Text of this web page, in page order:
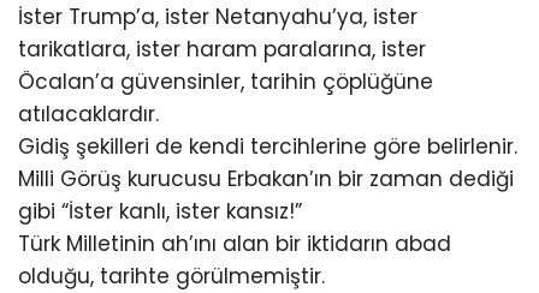
İster Trump’a, ister Netanyahu’ya, ister
tarikatlara, ister haram paralarına, ister
Öcalan’a güvensinler, tarihin çöplüğüne
atılacaklardır.
Gidiş şekilleri de kendi tercihlerine göre belirlenir.
Milli Görüş kurucusu Erbakan’ın bir zaman dediği
gibi “İster kanlı, ister kansız!”
Türk Milletinin ah’ını alan bir iktidarın abad
olduğu, tarihte görülmemiştir.